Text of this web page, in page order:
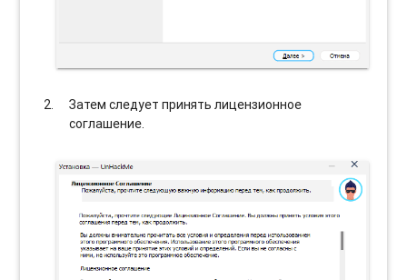
Затем следует принять лицензионное
соглашение.